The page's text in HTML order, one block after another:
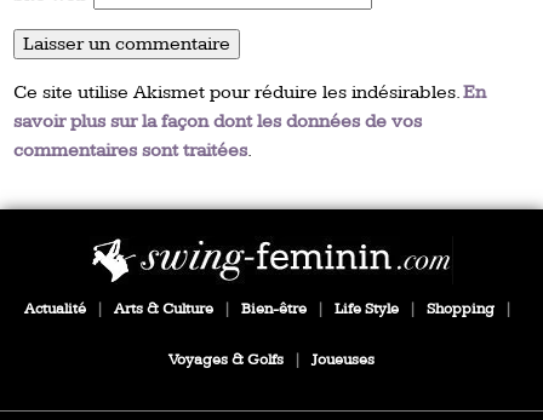
Ce site utilise Akismet pour réduire les indésirables.En
savoir plus sur la façon dont les données de vos
commentaires sont traitées.
Actualité Arts & Culture Bien-être Life Style Shopping
Voyages & Golfs Joueuses